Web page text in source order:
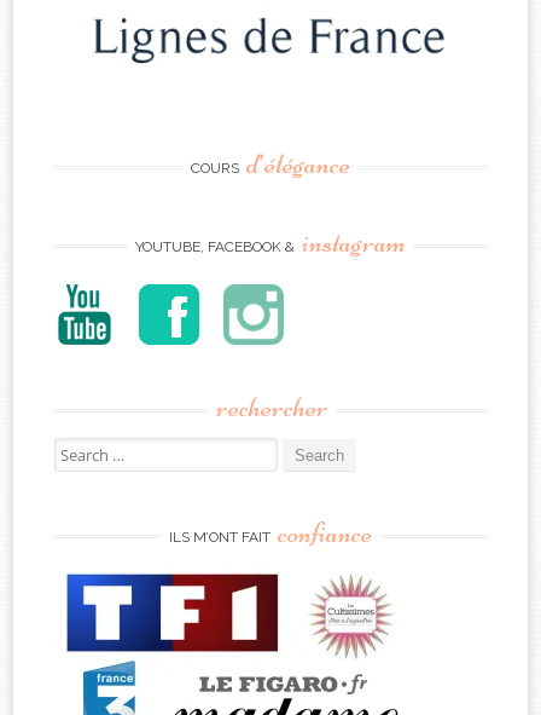
COURS d’élégance
YOUTUBE, FACEBOOK & instagram
rechercher
Search
for:
ILS M’ONT FAIT confiance